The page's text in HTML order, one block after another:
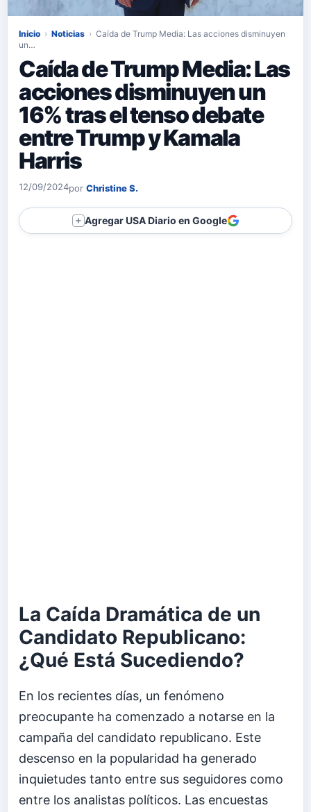
Inicio › Noticias › Caída de Trump Media: Las acciones disminuyen
un…
Caída de Trump Media: Las
acciones disminuyen un
16% tras el tenso debate
entre Trump y Kamala
Harris
12/09/2024por Christine S.
＋ Agregar USA Diario en Google
La Caída Dramática de un
Candidato Republicano:
¿Qué Está Sucediendo?
En los recientes días, un fenómeno
preocupante ha comenzado a notarse en la
campaña del candidato republicano. Este
descenso en la popularidad ha generado
inquietudes tanto entre sus seguidores como
entre los analistas políticos. Las encuestas